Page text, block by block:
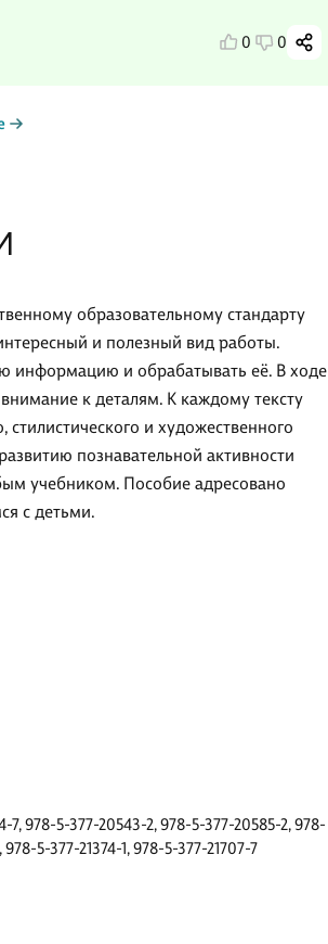
образовательному стандарту
и полезный вид работы.
информацию и обрабатывать её. В ходе
к деталям. К каждому тексту
стилистического и художественного
познавательной активности
учебником. Пособие адресовано
с детьми.
7,978-5-377-20543-2,978-5-377-20585-2,978-
,978-5-377-21374-1,978-5-377-21707-7
0 0